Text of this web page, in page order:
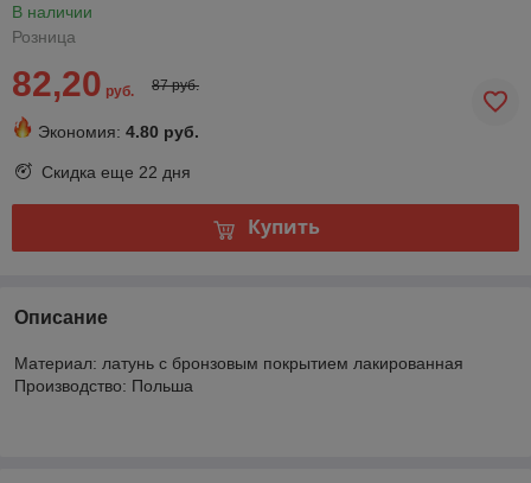
В наличии
Розница
82,20 руб. 87 руб.
Экономия: 4.80 руб.
Скидка еще 22 дня
Купить
Описание
Материал: латунь с бронзовым покрытием лакированная
Производство: Польша